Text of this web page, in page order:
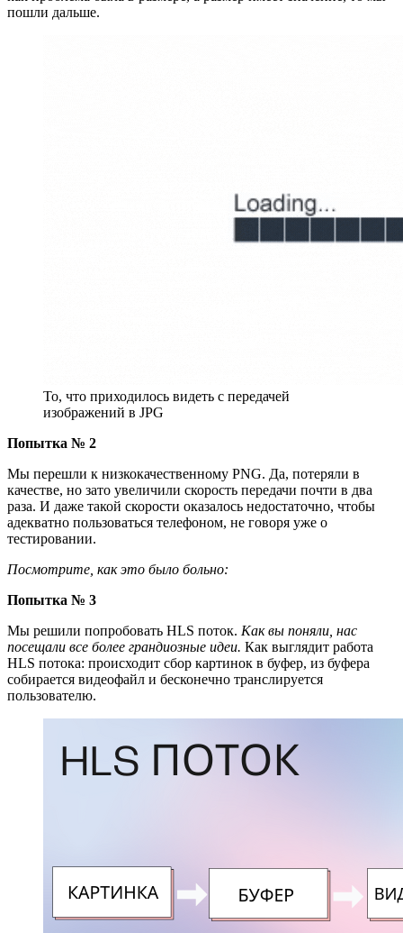
пошли дальше.
То, что приходилось видеть с передачей
изображений в JPG
Попытка № 2
Мы перешли к низкокачественному PNG. Да, потеряли в
качестве, но зато увеличили скорость передачи почти в два
раза. И даже такой скорости оказалось недостаточно, чтобы
адекватно пользоваться телефоном, не говоря уже о
тестировании.
Посмотрите, как это было больно:
Попытка № 3
Мы решили попробовать HLS поток. Как вы поняли, нас
посещали все более грандиозные идеи. Как выглядит работа
HLS потока: происходит сбор картинок в буфер, из буфера
собирается видеофайл и бесконечно транслируется
пользователю.